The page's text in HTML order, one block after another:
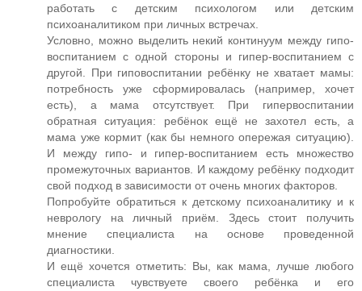
работать с детским психологом или детским
психоаналитиком при личных встречах.
Условно, можно выделить некий континуум между гипо-
воспитанием с одной стороны и гипер-воспитанием с
другой. При гиповоспитании ребёнку не хватает мамы:
потребность уже сформировалась (например, хочет
есть), а мама отсутствует. При гипервоспитании
обратная ситуация: ребёнок ещё не захотел есть, а
мама уже кормит (как бы немного опережая ситуацию).
И между гипо- и гипер-воспитанием есть множество
промежуточных вариантов. И каждому ребёнку подходит
свой подход в зависимости от очень многих факторов.
Попробуйте обратиться к детскому психоаналитику и к
неврологу на личный приём. Здесь стоит получить
мнение специалиста на основе проведенной
диагностики.
И ещё хочется отметить: Вы, как мама, лучше любого
специалиста чувствуете своего ребёнка и его